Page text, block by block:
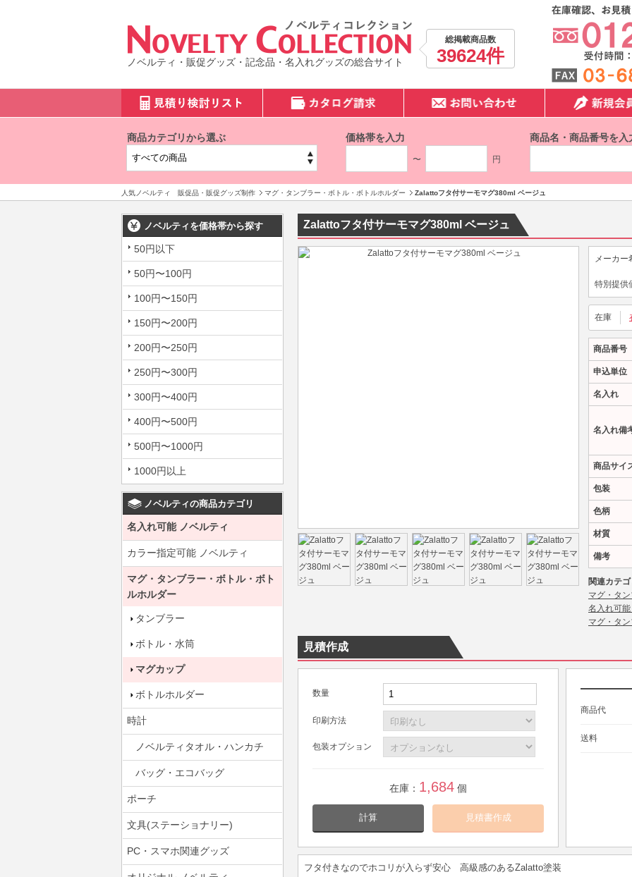
ノベルティ・販促グッズ・記念品・名入れグッズの総合サイト
総掲載商品数
39624件
商品カテゴリから選ぶ 価格帯を入力
〜 円
商品名・商品番号を入
人気ノベルティ 販促品・販促グッズ制作 マグ・タンブラー・ボトル・ボトルホルダー Zalattoフタ付サーモマグ380ml ベージュ
ノベルティを価格帯から探す
50円以下
50円〜100円
100円〜150円
150円〜200円
200円〜250円
250円〜300円
300円〜400円
400円〜500円
500円〜1000円
1000円以上
ノベルティの商品カテゴリ
名入れ可能 ノベルティ
カラー指定可能 ノベルティ
マグ・タンブラー・ボトル・ボト
ルホルダー
タンブラー
ボトル・水筒
マグカップ
ボトルホルダー
時計
ノベルティタオル・ハンカチ
バッグ・エコバッグ
ポーチ
文具(ステーショナリー)
PC・スマホ関連グッズ
Zalattoフタ付サーモマグ380ml ベージュ
メーカー
特別提供
在庫
商品番号
申込単位
名入れ
名入れ備
商品サイ
包装
色柄
材質
備考
関連カテゴ
マグ・タ
名入れ可
マグ・タ
見積作成
数量
印刷方法
包装オプション
在庫： 1,684 個
計算
商品代
送料
フタ付きなのでホコリが入らず安心 高級感のあるZalatto塗装